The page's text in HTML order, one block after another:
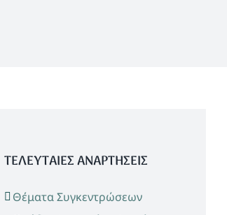
ΤΕΛΕΥΤΑΙΕΣ ΑΝΑΡΤΗΣΕΙΣ
Θέματα Συγκεντρώσεων